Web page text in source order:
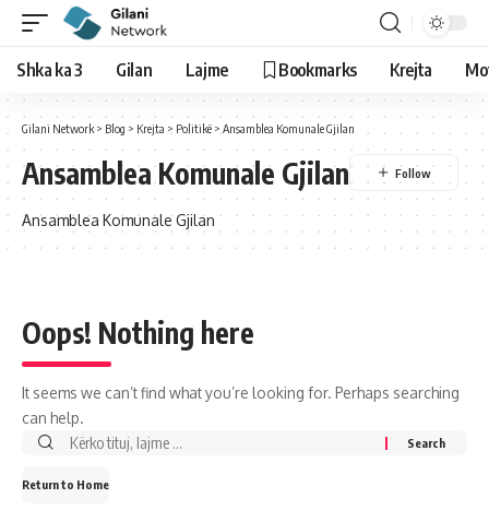
Shka ka 3 Gilan Lajme Bookmarks Krejta
Gilani Network > Blog > Krejta > Politikë > Ansamblea Komunale Gjilan
Ansamblea Komunale Gjilan
Ansamblea Komunale Gjilan
Oops! Nothing here
It seems we can’t find what you’re looking for. Perhaps searching
can help.
Return to Home